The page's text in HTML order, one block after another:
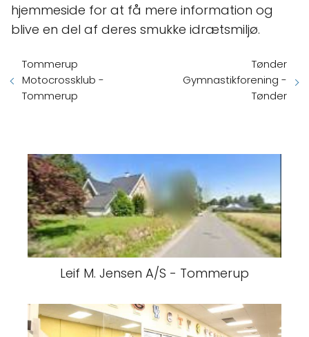
hjemmeside for at få mere information og
blive en del af deres smukke idrætsmiljø.
Tommerup
Motocrossklub -
Tommerup
Tønder
Gymnastikforening -
Tønder
Leif M. Jensen A/S - Tommerup